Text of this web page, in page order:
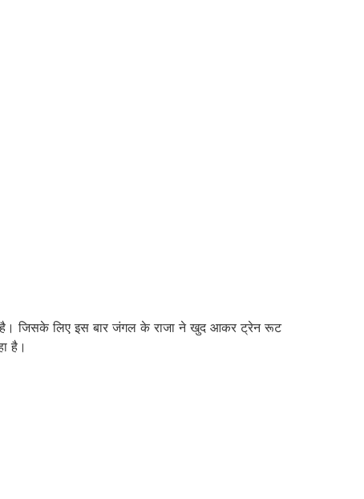
है। जिसके लिए इस बार जंगल के राजा ने खुद आकर ट्रेन रूट
है।